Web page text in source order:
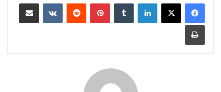
لینکدین ‫تامبلر ‫پین‌ترست‫رددیت ‫VKontakteاشتراک گذاری از طریق ایمیل
چاپ